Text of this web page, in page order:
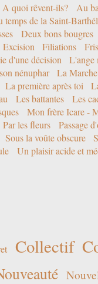
A quoi rêvent-ils? Au
temps de la Saint-
Deux bons bougres
Excision Filiations
d'une décision L'ange
nénuphar La
La première après toi
Les battantes Les
Mon frère Icare -
Par les fleurs Passage
Sous la voûte obscure
Un plaisir acide et
Collectif